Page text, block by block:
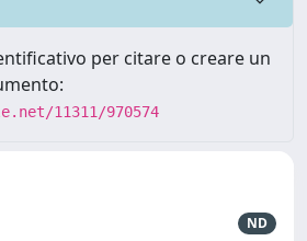
per citare o creare un
11311/970574
ND